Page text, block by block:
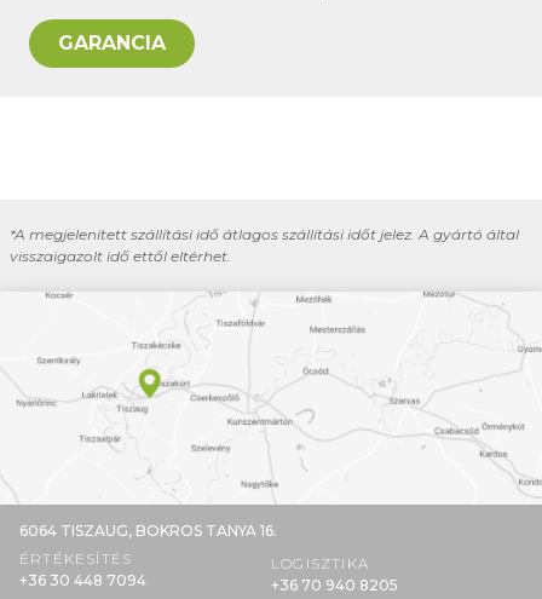
GARANCIA
*A megjelenített szállítási idő átlagos szállítási időt jelez. A gyártó által
visszaigazolt idő ettől eltérhet.
6064 TISZAUG, BOKROS TANYA 16.
ÉRTÉKESÍTÉS
+36 30 448 7094
LOGISZTIKA
+36 70 940 8205